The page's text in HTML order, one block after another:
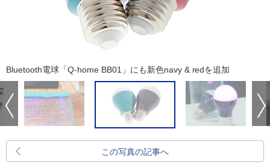
Bluetooth電球「Q-home BB01」にも新色navy & redを追加
この写真の記事へ